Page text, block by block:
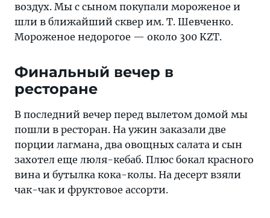
воздух. Мы с сыном покупали мороженое и
шли в ближайший сквер им. Т. Шевченко.
Мороженое недорогое — около 300 KZT.
Финальный вечер в
ресторане
В последний вечер перед вылетом домой мы
пошли в ресторан. На ужин заказали две
порции лагмана, два овощных салата и сын
захотел еще люля-кебаб. Плюс бокал красного
вина и бутылка кока-колы. На десерт взяли
чак-чак и фруктовое ассорти.